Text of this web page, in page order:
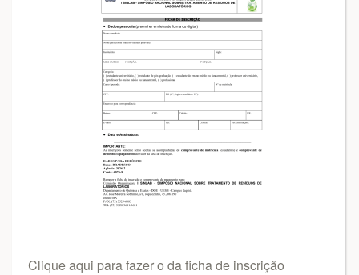
Clique aqui para fazer o da ficha de inscrição